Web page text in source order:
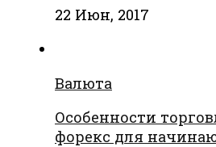
22 Июн, 2017
Валюта
Особенности
форекс для